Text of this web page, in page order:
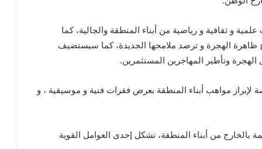
و ثقافية و رياضية من أبناء المنطقة والجالية، كما
الهجرة و ترصد ملامحها الجديدة، كما سيستضيف
وتأطير المهاجرين المستثمرين.
لإبراز مواهب أبناء المنطقة بعرض فقرات فنية و موسيقية ، و
بالخارج من أبناء المنطقة، تشكل إحدى العوامل القوية